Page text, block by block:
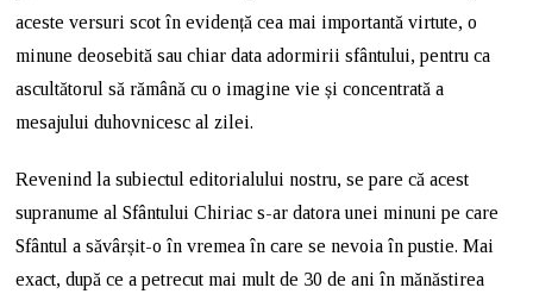
aceste versuri scot în evidență cea mai importantă virtute, o
minune deosebită sau chiar data adormirii sfântului, pentru ca
ascultătorul să rămână cu o imagine vie și concentrată a
mesajului duhovnicesc al zilei.
Revenind la subiectul editorialului nostru, se pare că acest
supranume al Sfântului Chiriac s-ar datora unei minuni pe care
Sfântul a săvârșit-o în vremea în care se nevoia în pustie. Mai
exact, după ce a petrecut mai mult de 30 de ani în mănăstirea